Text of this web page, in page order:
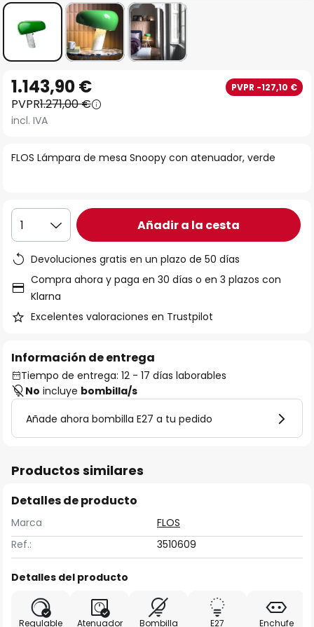
comienzo
de
galería
FLOS Lámpara de mesa Snoopy con atenuador, verde
1.143,90 € PVPR -127,10 €
PVPR1.271,00 €
incl. IVA
1 Añadir a la cesta
Devoluciones gratis en un plazo de 50 días
Compra ahora y paga en 30 días o en 3 plazos con
Klarna
Excelentes valoraciones en Trustpilot
Información de entrega
Tiempo de entrega: 12 - 17 días laborables
No incluye bombilla/s
Añade ahora bombilla E27 a tu pedido
Productos similares
Detalles de producto
Marca
FLOS
Ref.:
3510609
Detalles del producto
Regulable
Atenuador
Bombilla
E27
Enchufe